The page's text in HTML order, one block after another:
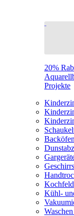
20%
Projekte
Kochfeld
Kühl-